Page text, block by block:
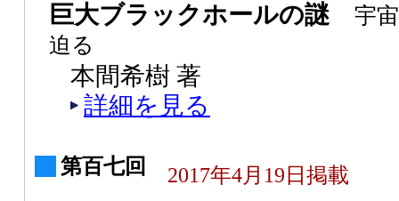
巨大ブラックホールの謎 宇
迫る
本間希樹 著
詳細を見る
第百七回 2017年4月19日掲載